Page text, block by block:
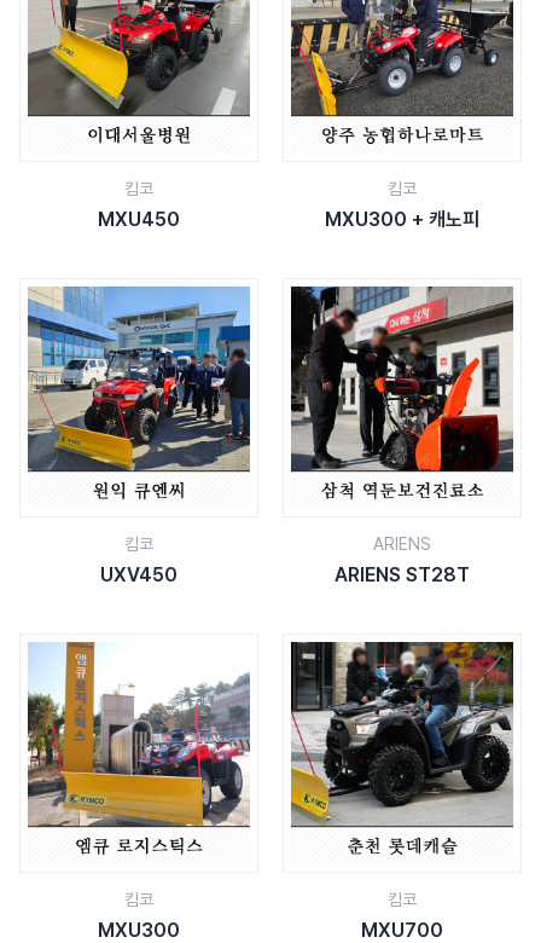
킴코
MXU450
킴코
MXU300 + 캐노피
킴코
UXV450
ARIENS
ARIENS ST28T
킴코
MXU300
킴코
MXU700